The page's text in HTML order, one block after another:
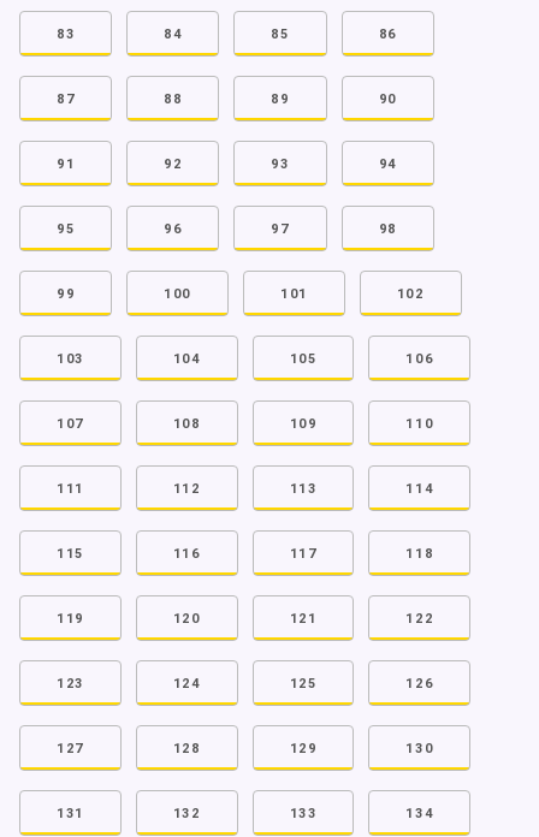
83 84 85 86
87 88 89 90
91 92 93 94
95 96 97 98
99 100 101 102
103 104 105 106
107 108 109 110
111 112 113 114
115 116 117 118
119 120 121 122
123 124 125 126
127 128 129 130
131 132 133 134